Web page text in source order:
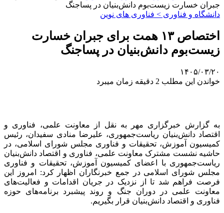
جبران خسارت زیست‌بوم دانش‌بنیان در پساجنگ
دانشگاه و فناوری > فناوری های نوین
اختصاص ۱۳ همت برای جبران خسارت
زیست‌بوم دانش‌بنیان در پساجنگ
۱۴۰۵/۰۳/۲۰
خواندن این مطلب 2 دقیقه زمان میبرد
به گزارش خبرگزاری مهر به نقل از معاونت علمی، فناوری و
اقتصاد دانش‌بنیان ریاست‌جمهوری، علیرضا منادی سفیدان، رئیس
کمیسیون آموزش، تحقیقات و فناوری مجلس شورای اسلامی، در
حاشیه نشست مشترک معاونت علمی، فناوری و اقتصاد دانش‌بنیان
ریاست‌جمهوری با اعضای کمیسیون آموزش، تحقیقات و فناوری
مجلس شورای اسلامی در جمع خبرنگاران اظهار کرد: امروز این
فرصت فراهم شد تا از نزدیک در جریان اقدامات و فعالیت‌های
معاونت علمی در دوران جنگ و روند پیشبرد برنامه‌های حوزه
فناوری و اقتصاد دانش‌بنیان قرار بگیریم.